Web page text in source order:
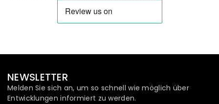
NEWSLETTER
Melden Sie sich an, um so schnell wie möglich über
Entwicklungen informiert zu werden.